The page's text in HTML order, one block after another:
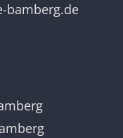
bamberg.de